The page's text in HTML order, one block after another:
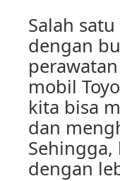
Salah
dengan
mobil
kita bisa
dan
dengan